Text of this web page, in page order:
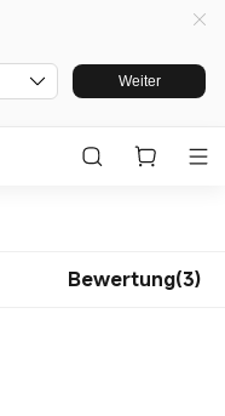
Weiter
Bewertung(3)